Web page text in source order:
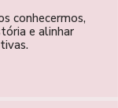
conhecermos,
e alinhar